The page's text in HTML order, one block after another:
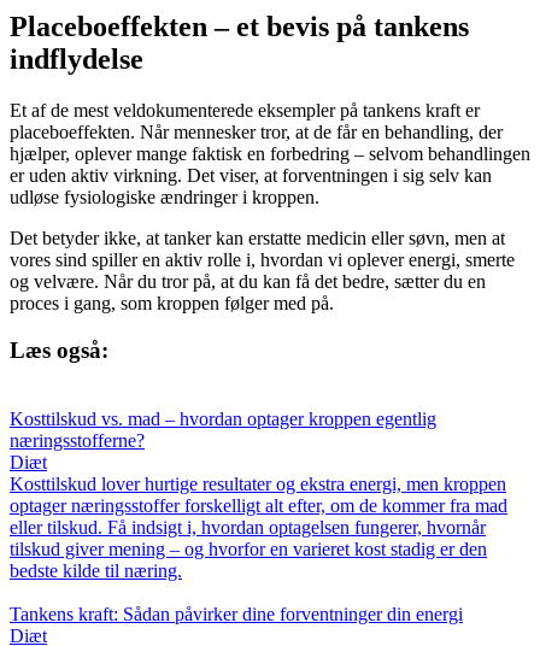
Placeboeffekten – et bevis på tankens
indflydelse
Et af de mest veldokumenterede eksempler på tankens kraft er
placeboeffekten. Når mennesker tror, at de får en behandling, der
hjælper, oplever mange faktisk en forbedring – selvom behandlingen
er uden aktiv virkning. Det viser, at forventningen i sig selv kan
udløse fysiologiske ændringer i kroppen.
Det betyder ikke, at tanker kan erstatte medicin eller søvn, men at
vores sind spiller en aktiv rolle i, hvordan vi oplever energi, smerte
og velvære. Når du tror på, at du kan få det bedre, sætter du en
proces i gang, som kroppen følger med på.
Læs også:
Kosttilskud vs. mad – hvordan optager kroppen egentlig
næringsstofferne?
Diæt
Kosttilskud lover hurtige resultater og ekstra energi, men kroppen
optager næringsstoffer forskelligt alt efter, om de kommer fra mad
eller tilskud. Få indsigt i, hvordan optagelsen fungerer, hvornår
tilskud giver mening – og hvorfor en varieret kost stadig er den
bedste kilde til næring.
Tankens kraft: Sådan påvirker dine forventninger din energi
Diæt